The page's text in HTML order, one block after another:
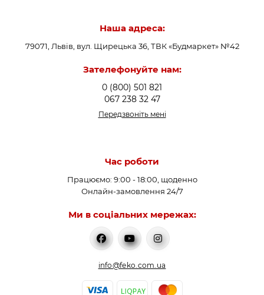
Наша адреса:
79071, Львів, вул. Щирецька 36, ТВК «Будмаркет» №42
Зателефонуйте нам:
0 (800) 501 821
067 238 32 47
Передзвоніть мені
Час роботи
Працюємо: 9:00 - 18:00, щоденно
Онлайн-замовлення 24/7
Ми в соціальних мережах:
info@feko.com.ua